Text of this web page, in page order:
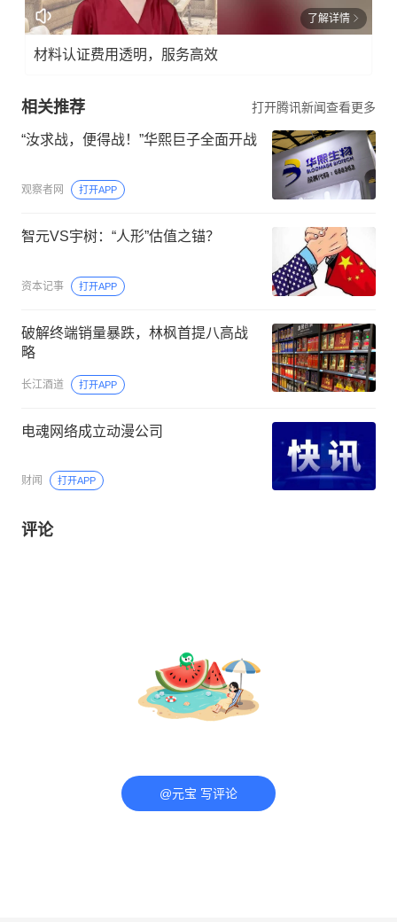
了解详情
材料认证费用透明，服务高效
相关推荐 打开腾讯新闻查看更多
“汝求战，便得战！”华熙巨子全面开战
观察者网 打开APP
智元VS宇树：“人形”估值之锚？
资本记事 打开APP
破解终端销量暴跌，林枫首提八高战
略
长江酒道 打开APP
电魂网络成立动漫公司
财闻 打开APP
评论
@元宝 写评论